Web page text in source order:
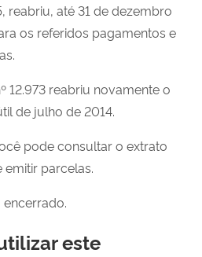
reabriu, até 31 de dezembro
os referidos pagamentos e
12.973 reabriu novamente o
de julho de 2014.
pode consultar o extrato
parcelas.
este